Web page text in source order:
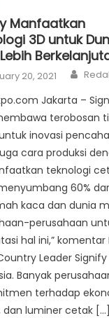
Manfaatkan
3D untuk
20, 2021
Jakarta –
terobosan
inovasi
cara produksi
teknologi
60%
kaca dan dunia
perusahaan
hal ini,” komentar
Leader Signify
Banyak
terhadap
dan luminer cetak […]